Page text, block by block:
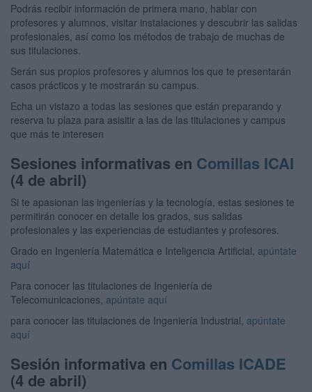
Podrás recibir información de primera mano, hablar con
profesores y alumnos, visitar instalaciones y descubrir las salidas
profesionales, así como los métodos de trabajo de muchas de
sus titulaciones.
Serán sus propios profesores y alumnos los que te presentarán
casos prácticos y te mostrarán su campus.
Echa un vistazo a todas las sesiones que están preparando y
reserva tu plaza para asisitir a las de las titulaciones y campus
que más te interesen
Sesiones informativas en Comillas ICAI
(4 de abril)
Si te apasionan las ingenierías y la tecnología, estas sesiones te
permitirán conocer en detalle los grados, sus salidas
profesionales y las experiencias de estudiantes y profesores.
Grado en Ingeniería Matemática e Inteligencia Artificial, apúntate
aquí
Para conocer las titulaciones de Ingeniería de
Telecomunicaciones, apúntate aquí
para conocer las titulaciones de Ingeniería Industrial, apúntate
aquí
Sesión informativa en Comillas ICADE
(4 de abril)